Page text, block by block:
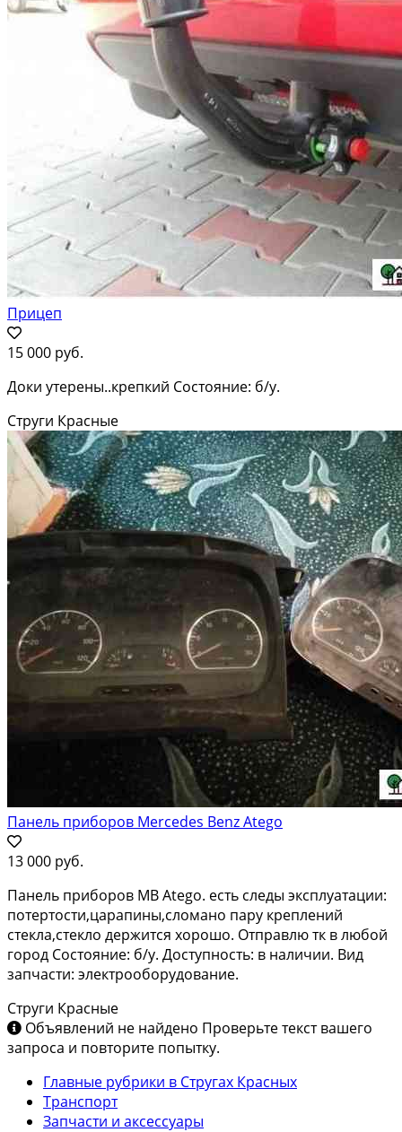
Прицеп
15 000 руб.
Доки утерены..крепкий Состояние: б/у.
Струги Красные
Панель приборов Mercedes Benz Atego
13 000 руб.
Панель приборов MB Atego. есть следы эксплуатации:
потертости,царапины,сломано пару креплений
стекла,стекло держится хорошо. Отправлю тк в любой
город Состояние: б/у. Доступность: в наличии. Вид
запчасти: электрооборудование.
Струги Красные
Объявлений не найдено Проверьте текст вашего
запроса и повторите попытку.
Главные рубрики в Стругах Красных
Транспорт
Запчасти и аксессуары